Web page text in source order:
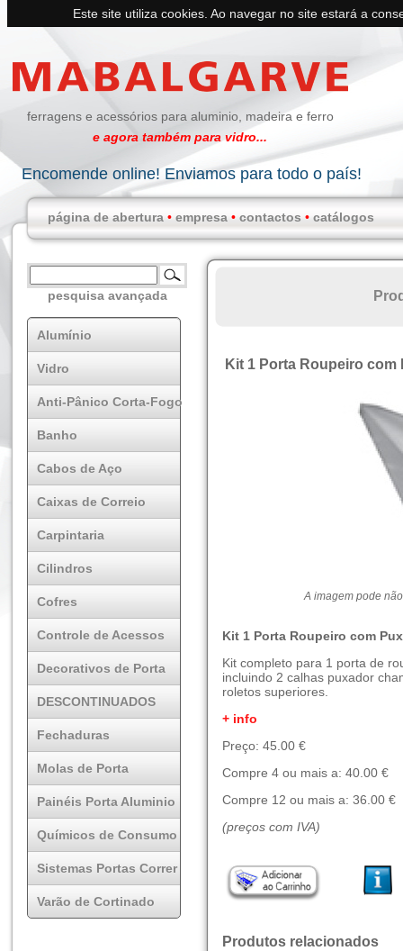
Este site utiliza cookies. Ao navegar no site estará a
ferragens e acessórios para aluminio, madeira e ferro
e agora também para vidro...
Encomende online! Enviamos para todo o país!
página de abertura • empresa • contactos • catálogos
pesquisa avançada
Alumínio
Vidro
Anti-Pânico Corta-Fogo
Banho
Cabos de Aço
Caixas de Correio
Carpintaria
Cilindros
Cofres
Controle de Acessos
Decorativos de Porta
DESCONTINUADOS
Fechaduras
Molas de Porta
Painéis Porta Aluminio
Químicos de Consumo
Sistemas Portas Correr
Varão de Cortinado
Kit 1 Porta Roupeiro
A imagem pode
Kit 1 Porta Roupeiro com
Kit completo para 1 porta de
incluindo 2 calhas puxador
roletos superiores.
+ info
Preço: 45.00 €
Compre 4 ou mais a: 40.00 €
Compre 12 ou mais a: 36.00 €
(preços com IVA)
Produtos relacionados